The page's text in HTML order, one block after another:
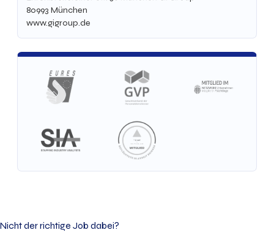
80993 München
www.gigroup.de
Nicht der richtige Job dabei?